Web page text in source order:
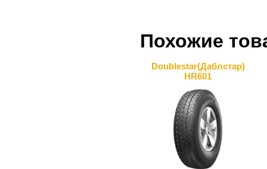
Похожие
Doublestar(Даблcтар)
HR601